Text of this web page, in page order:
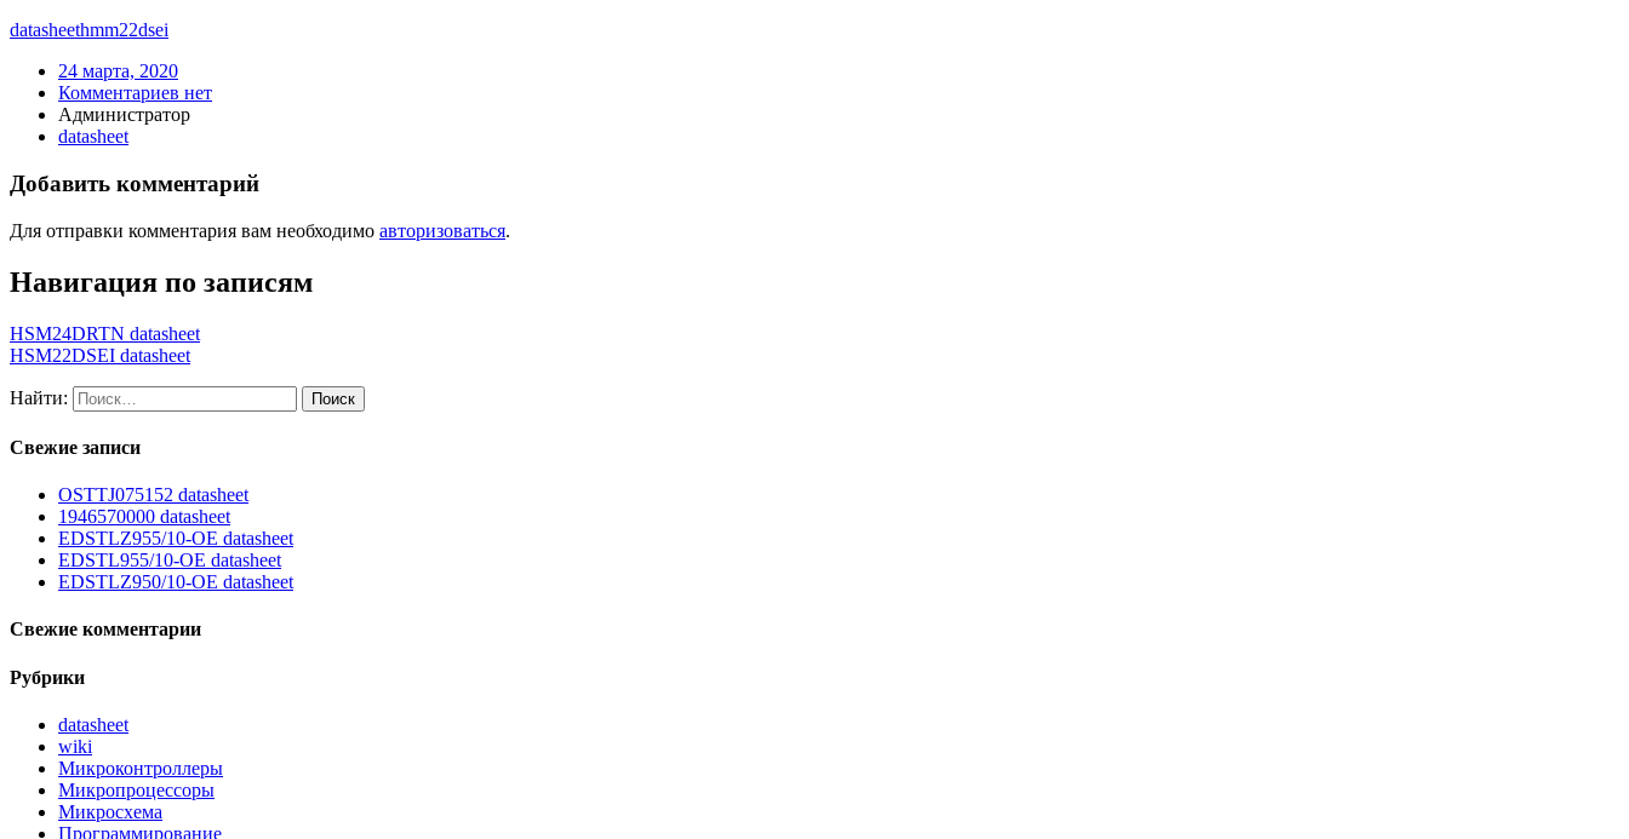
datasheethmm22dsei
24 марта, 2020
Комментариев нет
Администратор
datasheet
Добавить комментарий
Для отправки комментария вам необходимо авторизоваться.
Навигация по записям
HSM24DRTN datasheet
HSM22DSEI datasheet
Найти:
Свежие записи
OSTTJ075152 datasheet
1946570000 datasheet
EDSTLZ955/10-OE datasheet
EDSTL955/10-OE datasheet
EDSTLZ950/10-OE datasheet
Свежие комментарии
Рубрики
datasheet
wiki
Микроконтроллеры
Микропроцессоры
Микросхема
Программирование